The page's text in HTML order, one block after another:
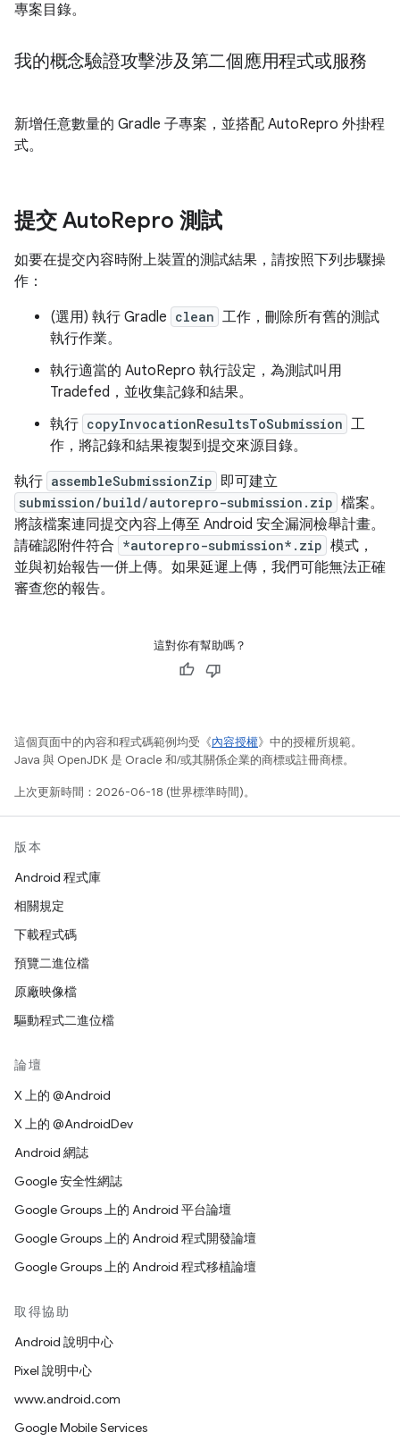
專案目錄。
我的概念驗證攻擊涉及第二個應用程式或服務
新增任意數量的 Gradle 子專案，並搭配 AutoRepro 外掛程
式。
提交 AutoRepro 測試
如要在提交內容時附上裝置的測試結果，請按照下列步驟操
作：
(選用) 執行 Gradle clean 工作，刪除所有舊的測試
執行作業。
執行適當的 AutoRepro 執行設定，為測試叫用
Tradefed，並收集記錄和結果。
執行 copyInvocationResultsToSubmission 工
作，將記錄和結果複製到提交來源目錄。
執行 assembleSubmissionZip 即可建立
submission/build/autorepro-submission.zip 檔案。
將該檔案連同提交內容上傳至 Android 安全漏洞檢舉計畫。
請確認附件符合 *autorepro-submission*.zip 模式，
並與初始報告一併上傳。如果延遲上傳，我們可能無法正確
審查您的報告。
這對你有幫助嗎？
這個頁面中的內容和程式碼範例均受《內容授權》中的授權所規範。
Java 與 OpenJDK 是 Oracle 和/或其關係企業的商標或註冊商標。
上次更新時間：2026-06-18 (世界標準時間)。
版本
Android 程式庫
相關規定
下載程式碼
預覽二進位檔
原廠映像檔
驅動程式二進位檔
論壇
X 上的 @Android
X 上的 @AndroidDev
Android 網誌
Google 安全性網誌
Google Groups 上的 Android 平台論壇
Google Groups 上的 Android 程式開發論壇
Google Groups 上的 Android 程式移植論壇
取得協助
Android 說明中心
Pixel 說明中心
www.android.com
Google Mobile Services